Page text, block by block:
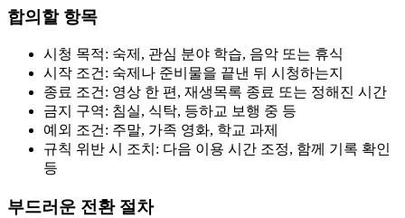
합의할 항목
시청 목적: 숙제, 관심 분야 학습, 음악 또는 휴식
시작 조건: 숙제나 준비물을 끝낸 뒤 시청하는지
종료 조건: 영상 한 편, 재생목록 종료 또는 정해진 시간
금지 구역: 침실, 식탁, 등하교 보행 중 등
예외 조건: 주말, 가족 영화, 학교 과제
규칙 위반 시 조치: 다음 이용 시간 조정, 함께 기록 확인
등
부드러운 전환 절차